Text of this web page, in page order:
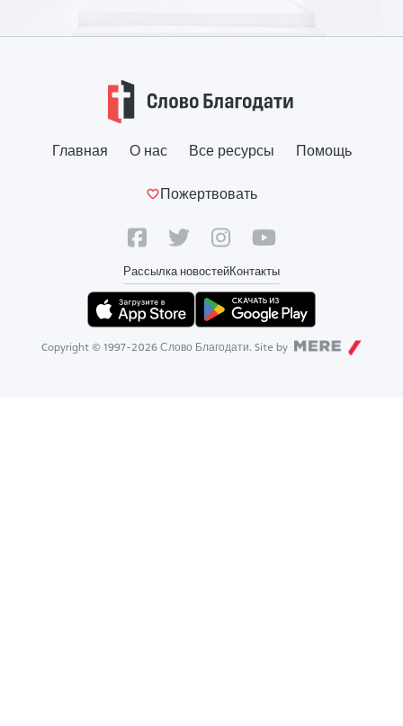
Главная О нас Все ресурсы Помощь
Пожертвовать
Рассылка новостейКонтакты
Copyright © 1997-2026 Слово Благодати. Site by